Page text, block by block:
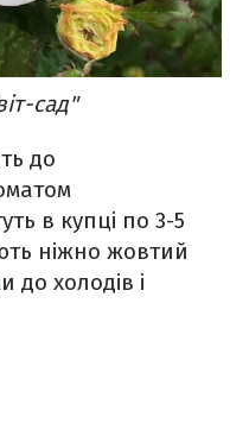
сад"
до
в купці по 3-5
ніжно жовтий
до холодів і